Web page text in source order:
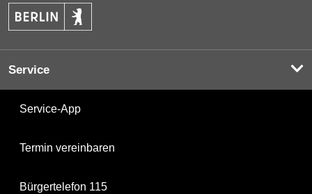
Service
Service-App
Termin vereinbaren
Bürgertelefon 115